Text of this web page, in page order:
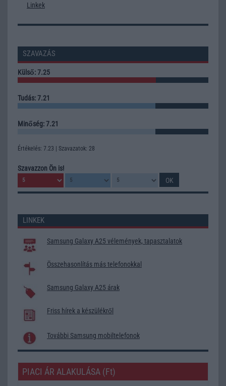
Linkek
SZAVAZÁS
Külső: 7.25
Tudás: 7.21
Minőség: 7.21
Értékelés: 7.23 | Szavazatok: 28
Szavazzon Ön is!
LINKEK
Samsung Galaxy A25 vélemények, tapasztalatok
Összehasonlítás más telefonokkal
Samsung Galaxy A25 árak
Friss hírek a készülékről
További Samsung mobiltelefonok
PIACI ÁR ALAKULÁSA (Ft)